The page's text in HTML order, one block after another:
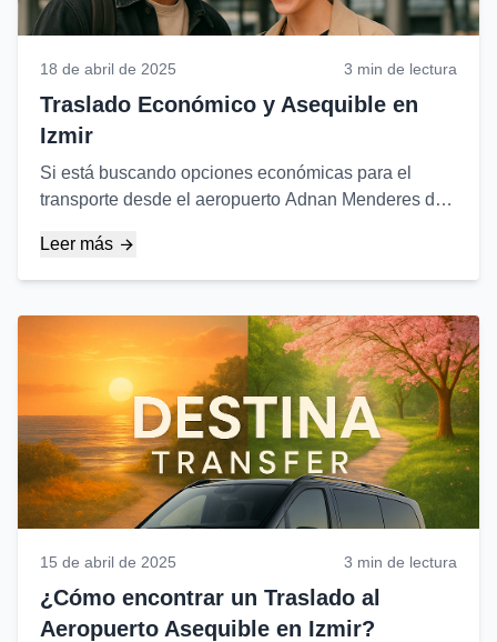
18 de abril de 2025 3 min de lectura
Traslado Económico y Asequible en
Izmir
Si está buscando opciones económicas para el
transporte desde el aeropuerto Adnan Menderes de
varias alternativas...
Leer más
15 de abril de 2025 3 min de lectura
¿Cómo encontrar un Traslado al
Aeropuerto Asequible en Izmir?